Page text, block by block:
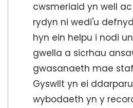
cwsmeriaid yn well
rydyn ni wedi'u
hyn ein helpu i nodi
gwella a sicrhau
gwasanaeth mae
Gyswllt yn ei
wybodaeth yn y